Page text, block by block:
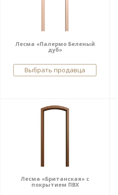
Лесма «Палермо Беленый
дуб»
Выбрать продавца
Лесма «Британская» с
покрытием ПВХ